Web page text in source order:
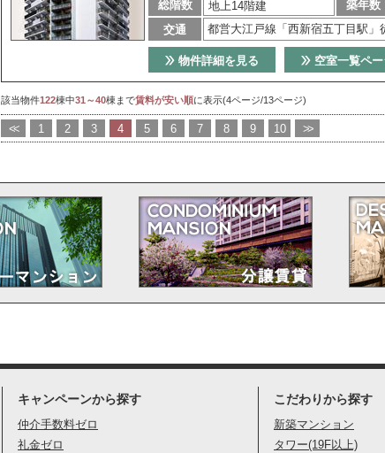
総階数
地上14階建 築年数
交通
都営大江戸線「西新宿五丁目駅」
空室一覧ペ
物件詳細を見る
該当物件122棟中31～40棟まで賃料が安い順に表示(4ページ/13ページ)
<< 1 2 3 4 5 6 7 8 9 10 >>
キャンペーンから探す
仲介手数料ゼロ
礼金ゼロ
こだわりから探す
新築マンション
タワー(19F以上)